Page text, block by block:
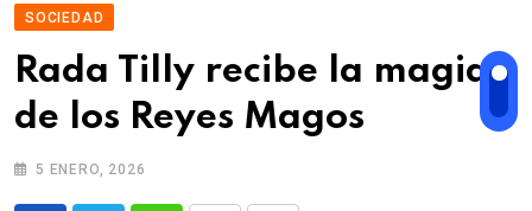
SOCIEDAD
Rada Tilly recibe la magia
de los Reyes Magos
5 ENERO, 2026